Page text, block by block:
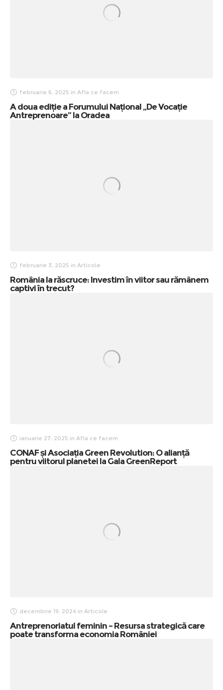
februarie 6, 2025 in Afla ce facem
A doua ediție a Forumului Național „De Vocație
Antreprenoare” la Oradea
februarie 3, 2025 in Articole
România la răscruce: Investim în viitor sau rămânem
captivi în trecut?
ianuarie 27, 2025 in Afla ce facem
CONAF și Asociația Green Revolution: O alianță
pentru viitorul planetei la Gala GreenReport
decembrie 19, 2024 in Articole
Antreprenoriatul feminin – Resursa strategică care
poate transforma economia României